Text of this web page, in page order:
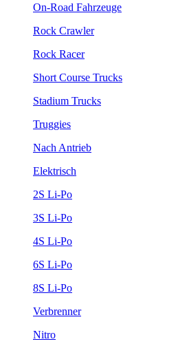
On-Road Fahrzeuge
Rock Crawler
Rock Racer
Short Course Trucks
Stadium Trucks
Truggies
Nach Antrieb
Elektrisch
2S Li-Po
3S Li-Po
4S Li-Po
6S Li-Po
8S Li-Po
Verbrenner
Nitro